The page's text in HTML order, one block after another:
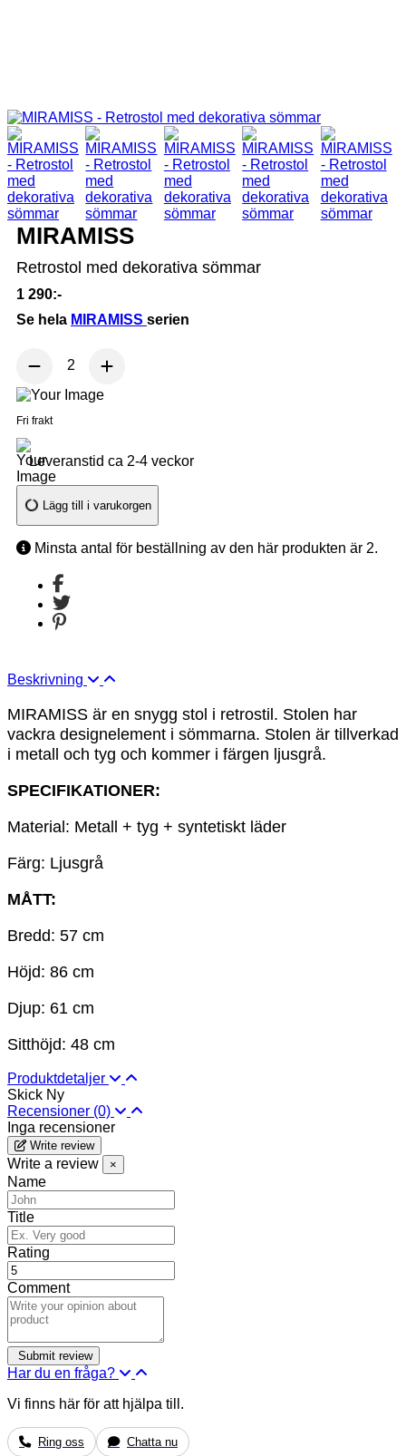
MIRAMISS
Retrostol med dekorativa sömmar
1 290:-
Se hela MIRAMISS serien
Fri frakt
Leveranstid ca 2-4 veckor
Lägg till i varukorgen
Minsta antal för beställning av den här produkten är 2.
Beskrivning
MIRAMISS är en snygg stol i retrostil. Stolen har
vackra designelement i sömmarna. Stolen är tillverkad
i metall och tyg och kommer i färgen ljusgrå.
SPECIFIKATIONER:
Material: Metall + tyg + syntetiskt läder
Färg: Ljusgrå
MÅTT:
Bredd: 57 cm
Höjd: 86 cm
Djup: 61 cm
Sitthöjd: 48 cm
Produktdetaljer
Skick Ny
Recensioner (0)
Inga recensioner
Write review
Write a review ×
Name
Title
Rating
Comment
Har du en fråga?
Vi finns här för att hjälpa till.
Ring oss Chatta nu